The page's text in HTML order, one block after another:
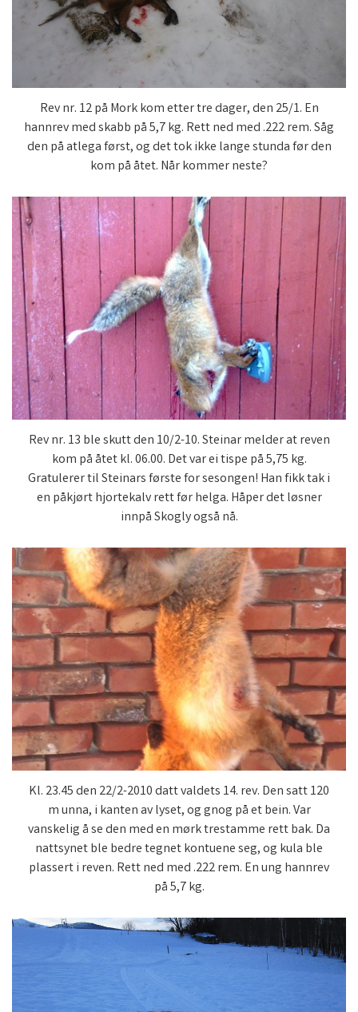
Rev nr. 12 på Mork kom etter tre dager, den 25/1. En
hannrev med skabb på 5,7 kg. Rett ned med .222 rem. Såg
den på atlega først, og det tok ikke lange stunda før den
kom på åtet. Når kommer neste?
Rev nr. 13 ble skutt den 10/2-10. Steinar melder at reven
kom på åtet kl. 06.00. Det var ei tispe på 5,75 kg.
Gratulerer til Steinars første for sesongen! Han fikk tak i
en påkjørt hjortekalv rett før helga. Håper det løsner
innpå Skogly også nå.
Kl. 23.45 den 22/2-2010 datt valdets 14. rev. Den satt 120
m unna, i kanten av lyset, og gnog på et bein. Var
vanskelig å se den med en mørk trestamme rett bak. Da
nattsynet ble bedre tegnet kontuene seg, og kula ble
plassert i reven. Rett ned med .222 rem. En ung hannrev
på 5,7 kg.